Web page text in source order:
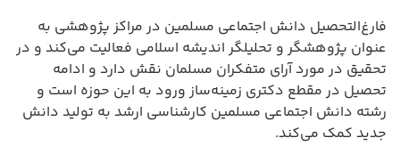
فارغ‌التحصیل دانش اجتماعی مسلمین در مراکز پژوهشی به
عنوان پژوهشگر و تحلیلگر اندیشه اسلامی فعالیت می‌کند و در
تحقیق در مورد آرای متفکران مسلمان نقش دارد و ادامه
تحصیل در مقطع دکتری زمینه‌ساز ورود به این حوزه است و
رشته دانش اجتماعی مسلمین کارشناسی ارشد به تولید دانش
جدید کمک می‌کند.